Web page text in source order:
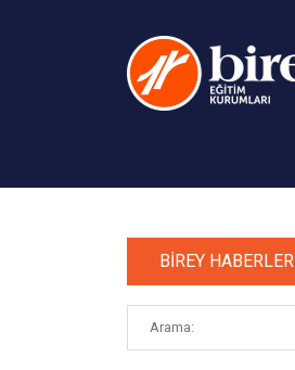
BİREY HABERLER